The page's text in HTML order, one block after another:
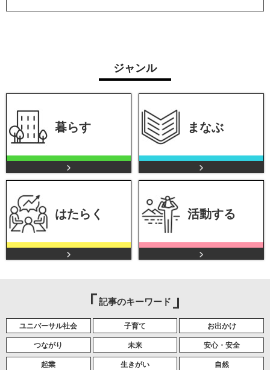
ジャンル
暮らす まなぶ
はたらく 活動する
記事のキーワード
ユニバーサル社会 子育て お出かけ
つながり 未来 安心・安全
起業 生きがい 自然